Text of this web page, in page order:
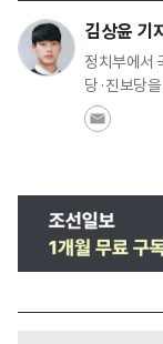
김상윤 기
정치부에서
당·진보당